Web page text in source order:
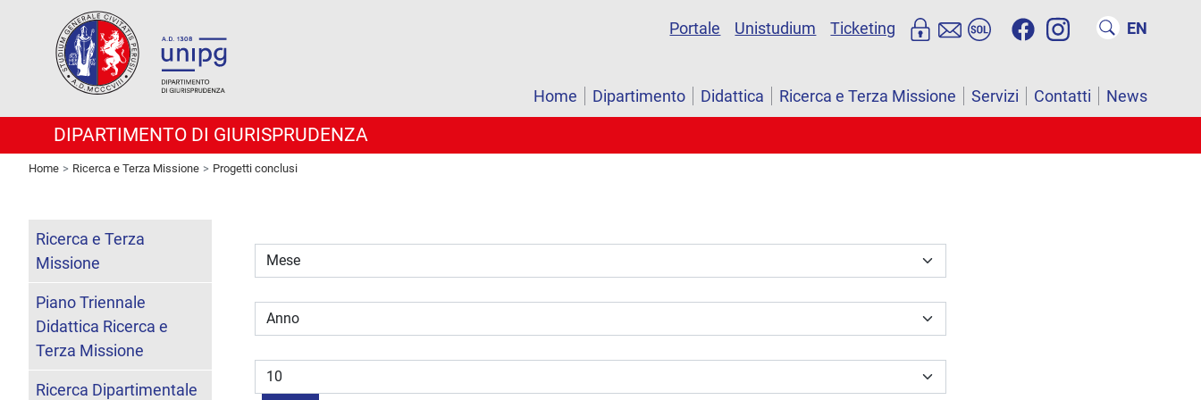
Portale Unistudium Ticketing EN
Home Dipartimento Didattica Ricerca e Terza Missione Servizi Contatti News
DIPARTIMENTO DI GIURISPRUDENZA
Home Ricerca e Terza Missione Progetti conclusi
Ricerca e Terza
Missione
Piano Triennale
Didattica Ricerca e
Terza Missione
Ricerca Dipartimentale